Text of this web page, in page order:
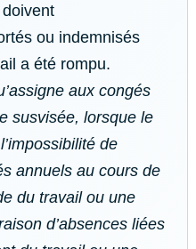
ou indemnisés
a été rompu.
aux congés
susvisée, lorsque le
de
annuels au cours de
du travail ou une
d’absences liées